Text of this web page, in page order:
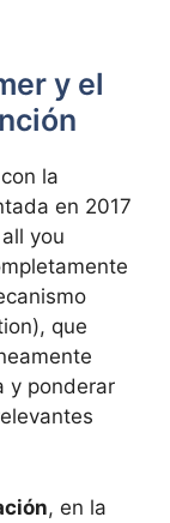
y el
la
en 2017
you
que
y ponderar
, en la